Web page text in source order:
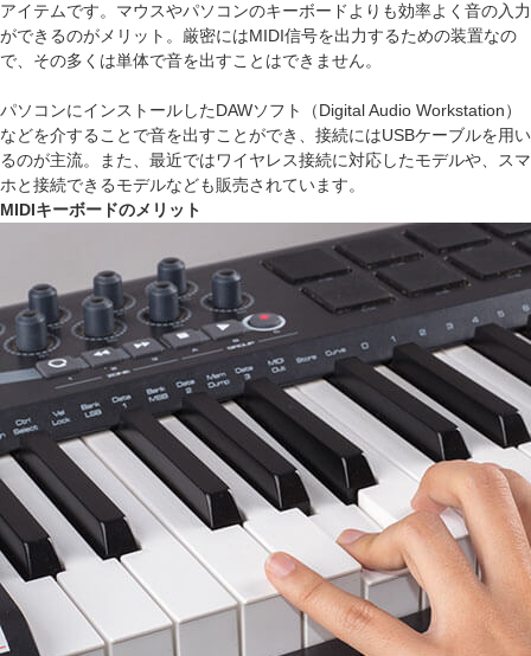
アイテムです。マウスやパソコンのキーボードよりも効率よく音の入力
ができるのがメリット。厳密にはMIDI信号を出力するための装置なの
で、その多くは単体で音を出すことはできません。
パソコンにインストールしたDAWソフト（Digital Audio Workstation）
などを介することで音を出すことができ、接続にはUSBケーブルを用い
るのが主流。また、最近ではワイヤレス接続に対応したモデルや、スマ
ホと接続できるモデルなども販売されています。
MIDIキーボードのメリット